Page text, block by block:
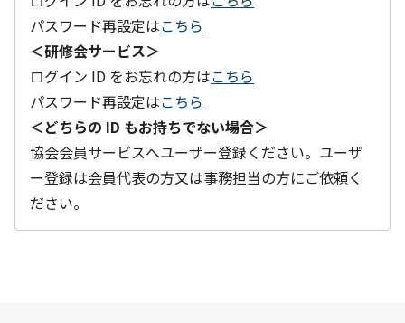
パスワード再設定はこちら
＜研修会サービス＞
ログイン ID をお忘れの方はこちら
パスワード再設定はこちら
＜どちらの ID もお持ちでない場合＞
協会会員サービスへユーザー登録ください。ユーザ
ー登録は会員代表の方又は事務担当の方にご依頼く
ださい。